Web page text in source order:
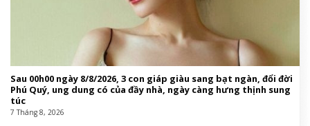
Sau 00h00 ngày 8/8/2026, 3 con giáp giàu sang bạt ngàn, đổi đời
Phú Quý, ung dung có của đầy nhà, ngày càng hưng thịnh sung
túc
7 Tháng 8, 2026